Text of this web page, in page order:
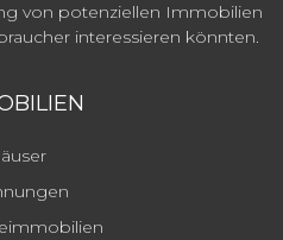
von potenziellen Immobilien
interessieren könnten.